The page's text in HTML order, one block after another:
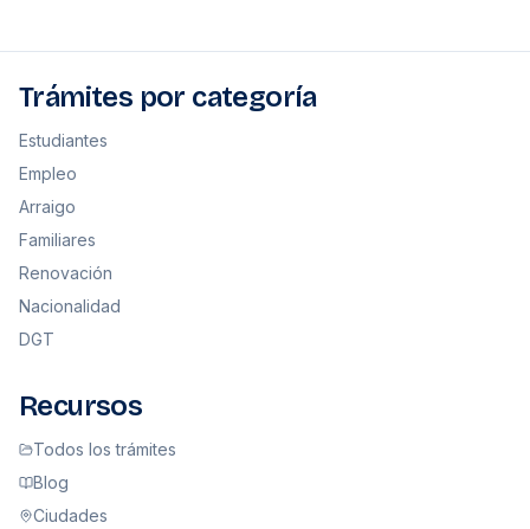
Trámites por categoría
Estudiantes
Empleo
Arraigo
Familiares
Renovación
Nacionalidad
DGT
Recursos
Todos los trámites
Blog
Ciudades